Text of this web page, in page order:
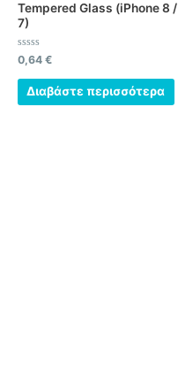
Tempered Glass (iPhone 8 /
7)
Βαθμολογήθηκε
με
0
από
0,64 €
Διαβάστε περισσότερα